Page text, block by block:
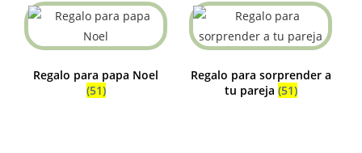
Regalo para papa Noel
(51)
Regalo para sorprender a
tu pareja (51)